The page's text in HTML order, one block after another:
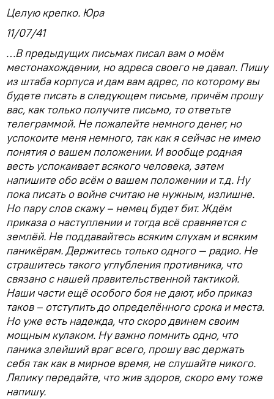
Целую крепко. Юра
11/07/41
…В предыдущих письмах писал вам о моём
местонахождении, но адреса своего не давал. Пишу
из штаба корпуса и дам вам адрес, по которому вы
будете писать в следующем письме, причём прошу
вас, как только получите письмо, то ответьте
телеграммой. Не пожалейте немного денег, но
успокоите меня немного, так как я сейчас не имею
понятия о вашем положении. И вообще родная
весть успокаивает всякого человека, затем
напишите обо всём о вашем положении и т.д. Ну
пока писать о войне считаю не нужным, излишне.
Но пару слов скажу – немец будет бит. Ждём
приказа о наступлении и тогда всё сравняется с
землёй. Не поддавайтесь всяким слухам и всяким
паникёрам. Держитесь только одного — радио. Не
страшитесь такого углубления противника, что
связано с нашей правительственной тактикой.
Наши части ещё особого боя не дают, ибо приказ
таков – отступить до определённого срока и места.
Но уже есть надежда, что скоро двинем своим
мощным кулаком. Ну важно помнить одно, что
паника злейший враг всего, прошу вас держать
себя так как в мирное время, не слушайте никого.
Лялику передайте, что жив здоров, скоро ему тоже
напишу.